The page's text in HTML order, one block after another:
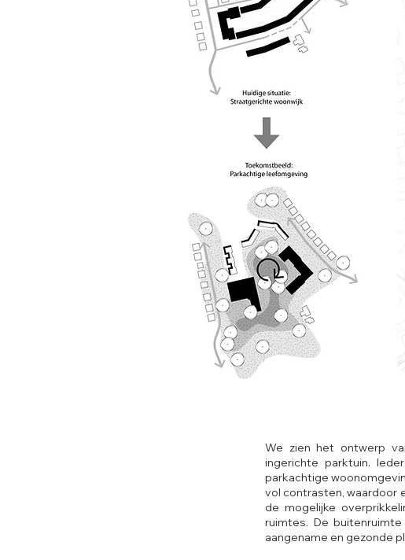
We zien het ontwerp
ingerichte parktuin.
parkachtige
vol contrasten, waardoor
de mogelijke
ruimtes. De
aangename en gezonde